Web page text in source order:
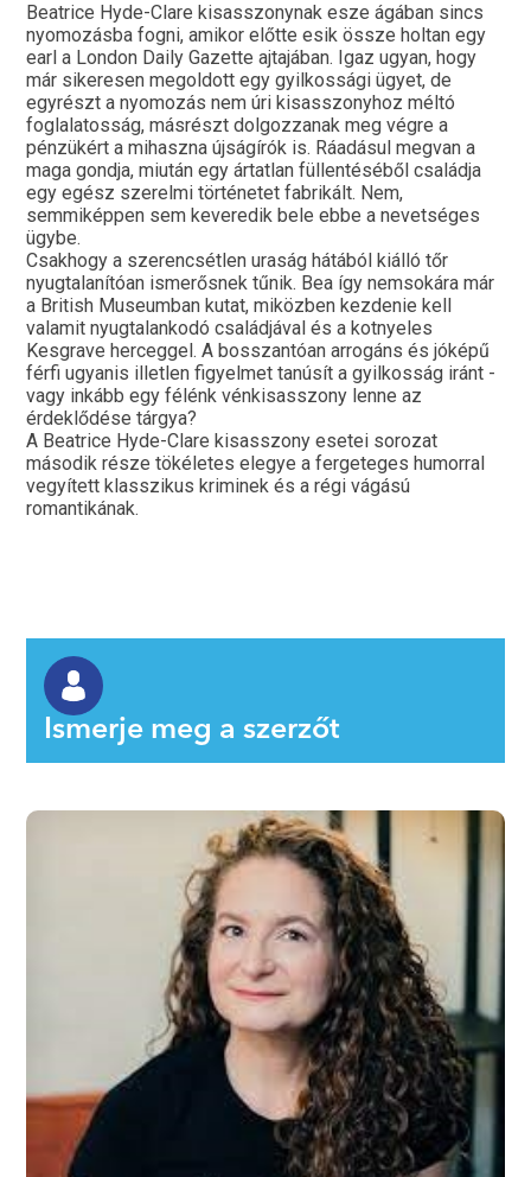
Beatrice Hyde-Clare kisasszonynak esze ágában sincs
nyomozásba fogni, amikor előtte esik össze holtan egy
earl a London Daily Gazette ajtajában. Igaz ugyan, hogy
már sikeresen megoldott egy gyilkossági ügyet, de
egyrészt a nyomozás nem úri kisasszonyhoz méltó
foglalatosság, másrészt dolgozzanak meg végre a
pénzükért a mihaszna újságírók is. Ráadásul megvan a
maga gondja, miután egy ártatlan füllentéséből családja
egy egész szerelmi történetet fabrikált. Nem,
semmiképpen sem keveredik bele ebbe a nevetséges
ügybe.
Csakhogy a szerencsétlen uraság hátából kiálló tőr
nyugtalanítóan ismerősnek tűnik. Bea így nemsokára már
a British Museumban kutat, miközben kezdenie kell
valamit nyugtalankodó családjával és a kotnyeles
Kesgrave herceggel. A bosszantóan arrogáns és jóképű
férfi ugyanis illetlen figyelmet tanúsít a gyilkosság iránt -
vagy inkább egy félénk vénkisasszony lenne az
érdeklődése tárgya?
A Beatrice Hyde-Clare kisasszony esetei sorozat
második része tökéletes elegye a fergeteges humorral
vegyített klasszikus kriminek és a régi vágású
romantikának.
Ismerje meg a szerzőt